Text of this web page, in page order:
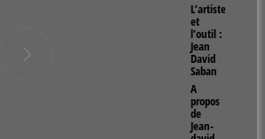
L’artiste
et
l’outil :
Jean
David
Saban
A
propos
de
Jean-